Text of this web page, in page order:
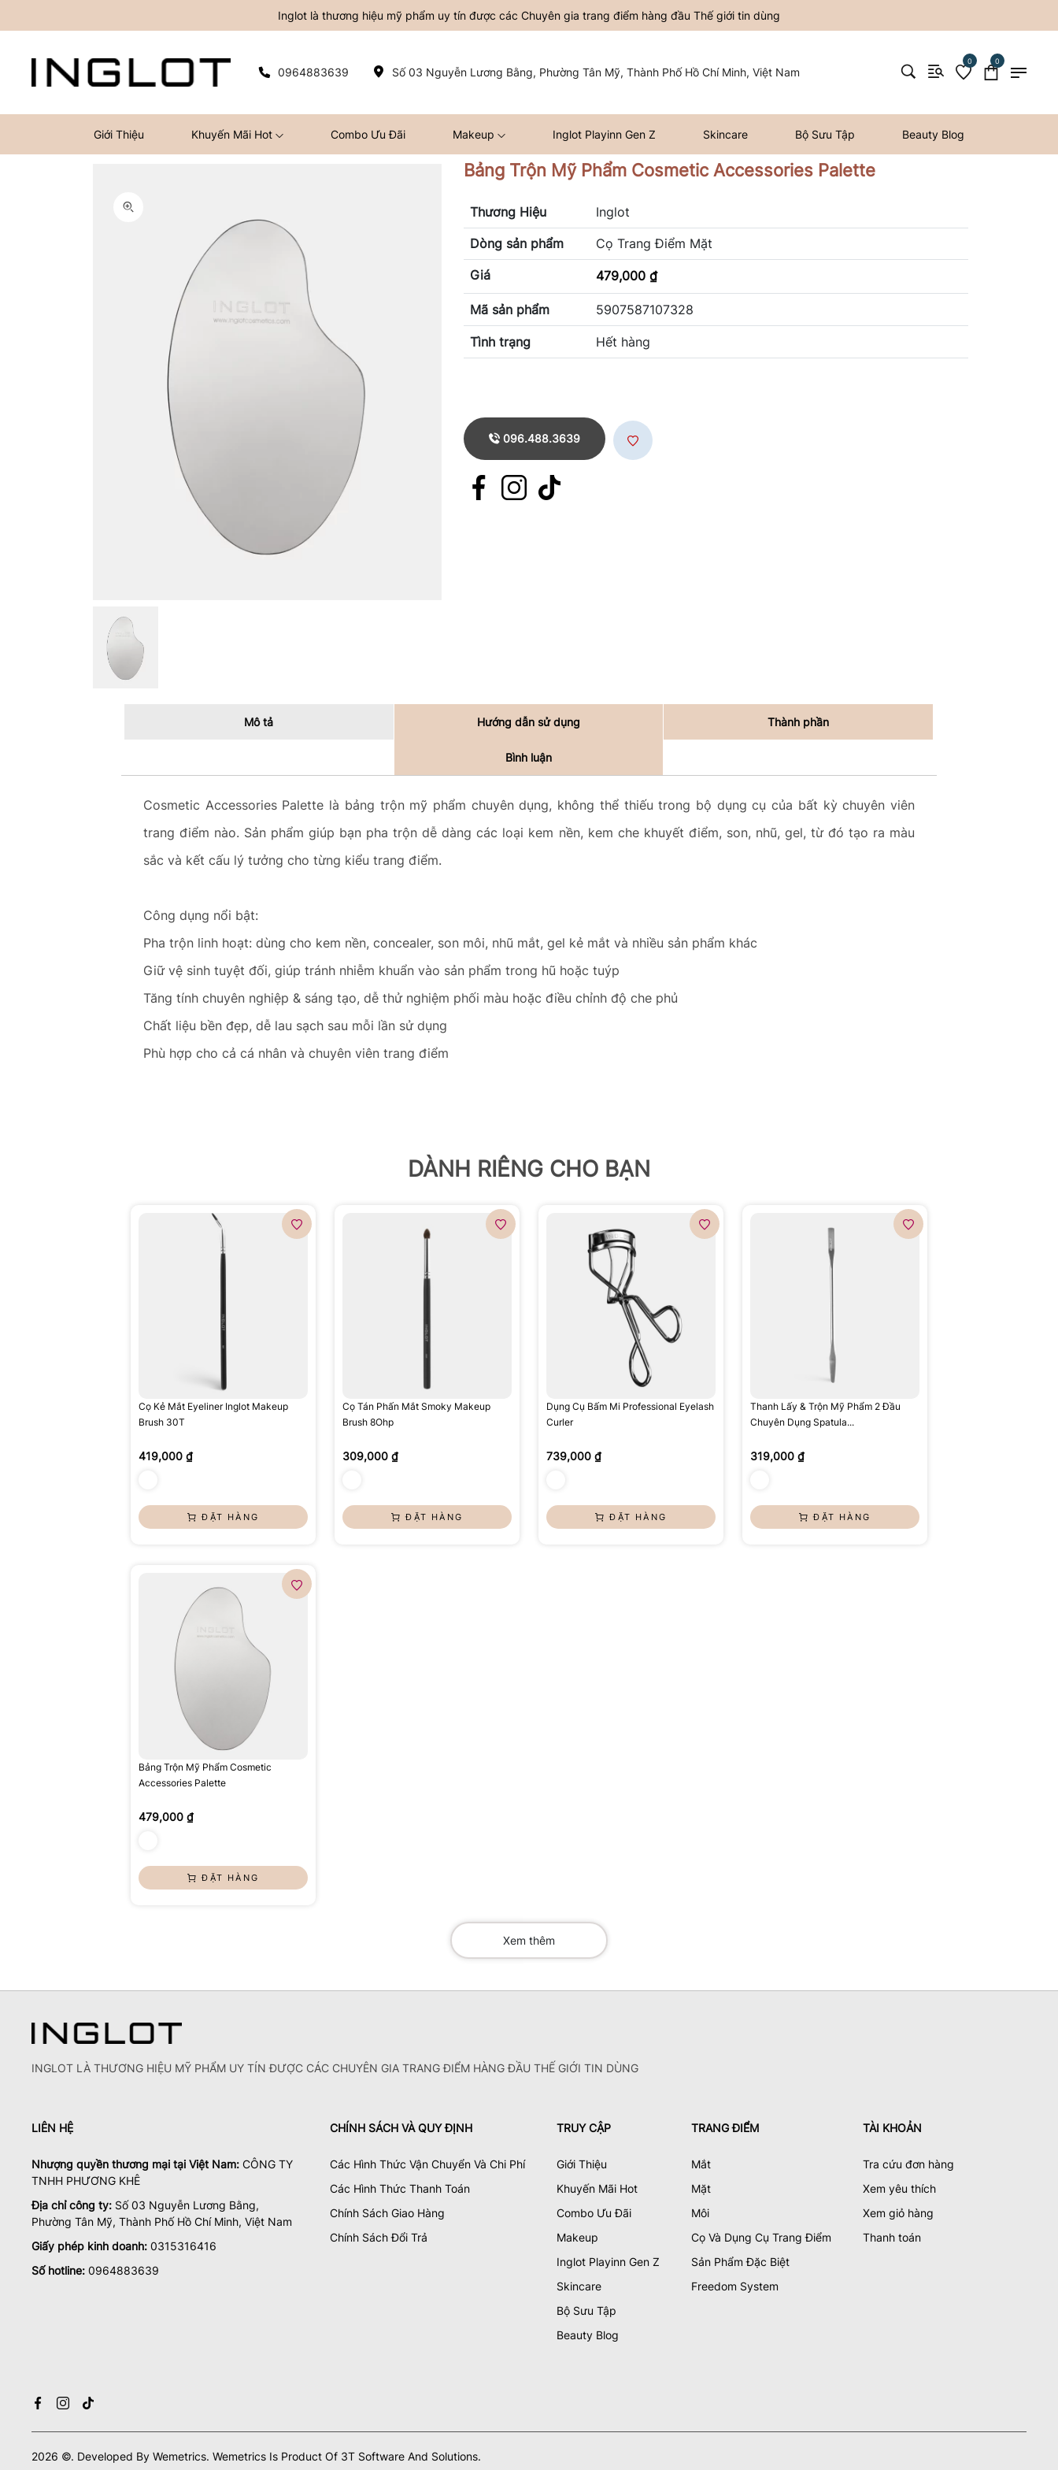
Inglot là thương hiệu mỹ phẩm uy tín được các Chuyên gia trang điểm hàng đầu Thế giới tin dùng
0964883639 Số 03 Nguyễn Lương Bằng, Phường Tân Mỹ, Thành Phố Hồ Chí Minh, Việt Nam
0 0
Giới Thiệu Khuyến Mãi Hot Combo Ưu Đãi Makeup Inglot Playinn Gen Z Skincare Bộ Sưu Tập Beauty Blog
Bảng Trộn Mỹ Phẩm Cosmetic Accessories Palette
Thương Hiệu
Inglot
Dòng sản phẩm
Cọ Trang Điểm Mặt
Giá
479,000 ₫
Mã sản phẩm 5907587107328
Tình trạng Hết hàng
096.488.3639
Mô tả Hướng dẫn sử dụng Thành phần
Bình luận
Cosmetic Accessories Palette là bảng trộn mỹ phẩm chuyên dụng, không thể thiếu trong bộ dụng cụ của bất kỳ chuyên viên
trang điểm nào. Sản phẩm giúp bạn pha trộn dễ dàng các loại kem nền, kem che khuyết điểm, son, nhũ, gel, từ đó tạo ra màu
sắc và kết cấu lý tưởng cho từng kiểu trang điểm.
Công dụng nổi bật:
Pha trộn linh hoạt: dùng cho kem nền, concealer, son môi, nhũ mắt, gel kẻ mắt và nhiều sản phẩm khác
Giữ vệ sinh tuyệt đối, giúp tránh nhiễm khuẩn vào sản phẩm trong hũ hoặc tuýp
Tăng tính chuyên nghiệp & sáng tạo, dễ thử nghiệm phối màu hoặc điều chỉnh độ che phủ
Chất liệu bền đẹp, dễ lau sạch sau mỗi lần sử dụng
Phù hợp cho cả cá nhân và chuyên viên trang điểm
DÀNH RIÊNG CHO BẠN
Cọ Kẻ Mắt Eyeliner Inglot Makeup
Brush 30T
419,000 ₫
ĐẶT HÀNG
Cọ Tán Phấn Mắt Smoky Makeup
Brush 8Ohp
309,000 ₫
ĐẶT HÀNG
Dụng Cụ Bấm Mi Professional Eyelash
Curler
739,000 ₫
ĐẶT HÀNG
Thanh Lấy & Trộn Mỹ Phẩm 2 Đầu
Chuyên Dụng Spatula...
319,000 ₫
ĐẶT HÀNG
Bảng Trộn Mỹ Phẩm Cosmetic
Accessories Palette
479,000 ₫
ĐẶT HÀNG
Xem thêm
INGLOT LÀ THƯƠNG HIỆU MỸ PHẨM UY TÍN ĐƯỢC CÁC CHUYÊN GIA TRANG ĐIỂM HÀNG ĐẦU THẾ GIỚI TIN DÙNG
LIÊN HỆ
Nhượng quyền thương mại tại Việt Nam: CÔNG TY
TNHH PHƯƠNG KHÊ
Địa chỉ công ty: Số 03 Nguyễn Lương Bằng,
Phường Tân Mỹ, Thành Phố Hồ Chí Minh, Việt Nam
Giấy phép kinh doanh: 0315316416
Số hotline: 0964883639
CHÍNH SÁCH VÀ QUY ĐỊNH
Các Hình Thức Vận Chuyển Và Chi Phí
Các Hình Thức Thanh Toán
Chính Sách Giao Hàng
Chính Sách Đổi Trả
TRUY CẬP
Giới Thiệu
Khuyến Mãi Hot
Combo Ưu Đãi
Makeup
Inglot Playinn Gen Z
Skincare
Bộ Sưu Tập
Beauty Blog
TRANG ĐIỂM
Mắt
Mặt
Môi
Cọ Và Dụng Cụ Trang Điểm
Sản Phẩm Đặc Biệt
Freedom System
TÀI KHOẢN
Tra cứu đơn hàng
Xem yêu thích
Xem giỏ hàng
Thanh toán
2026 ©. Developed By Wemetrics. Wemetrics Is Product Of 3T Software And Solutions.